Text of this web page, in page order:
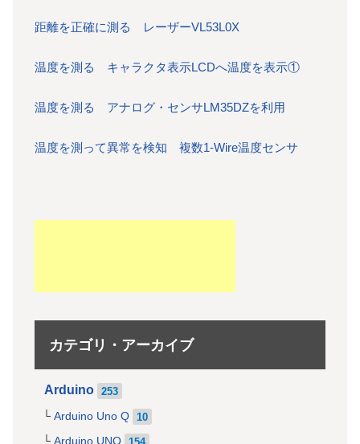
距離を正確に測る レーザーVL53L0X
温度を測る キャラクタ表示LCDへ温度を表示①
温度を測る アナログ・センサLM35DZを利用
温度を測って異常を検知 複数1-Wire温度センサ
カテゴリ・アーカイブ
Arduino 253
Arduino Uno Q 10
Arduino UNO 154